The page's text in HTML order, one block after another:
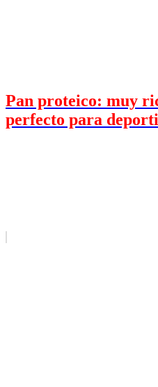
Pan proteico: muy
perfecto para